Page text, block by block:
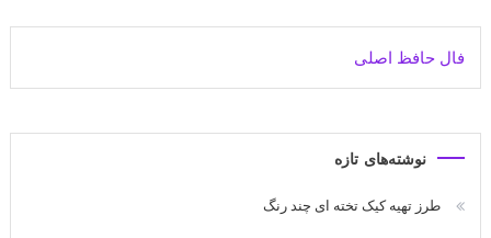
فال حافظ اصلی
نوشته‌های تازه
طرز تهیه کیک تخته ای چند رنگ